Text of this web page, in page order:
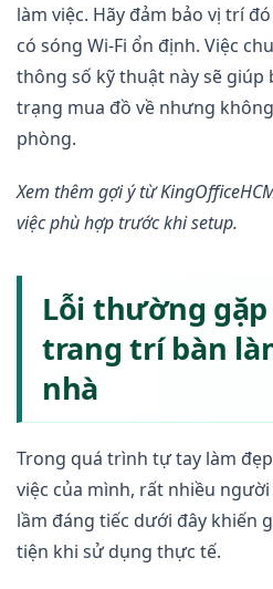
làm việc. Hãy đảm bảo vị trí
có sóng Wi-Fi ổn định. Việc
thông số kỹ thuật này sẽ
trạng mua đồ về nhưng
phòng.
Xem thêm gợi ý từ
việc phù hợp trước khi setup.
Lỗi thường
trang trí bàn
nhà
Trong quá trình tự tay làm
việc của mình, rất nhiều
lầm đáng tiếc dưới đây khiến
tiện khi sử dụng thực tế.